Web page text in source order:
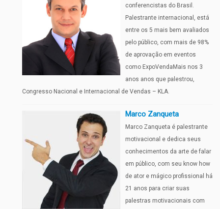
conferencistas do Brasil.
Palestrante internacional, está
entre os 5 mais bem avaliados
pelo público, com mais de 98%
de aprovação em eventos
como ExpoVendaMais nos 3
anos anos que palestrou,
Congresso Nacional e Internacional de Vendas – KLA.
Marco Zanqueta
Marco Zanqueta é palestrante
motivacional e dedica seus
conhecimentos da arte de falar
em público, com seu know how
de ator e mágico profissional há
21 anos para criar suas
palestras motivacionais com